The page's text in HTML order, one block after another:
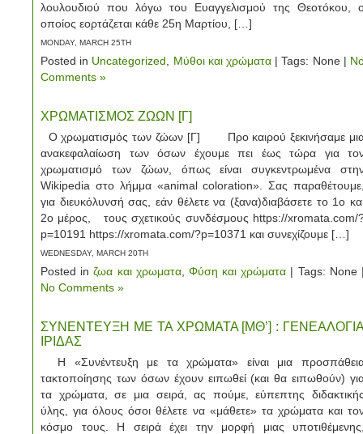
λουλουδιού που λόγω του Ευαγγελισμού της Θεοτόκου,
οποίος εορτάζεται κάθε 25η Μαρτίου, […]
MONDAY, MARCH 25TH
Posted in Uncategorized Μύθοι και χρώματα | Tags: None |
Comments »
ΧΡΩΜΑΤΙΣΜΟΣ ΖΩΩΝ [Γ]
Ο χρωματισμός των ζώων [Γ] Προ καιρού ξεκινήσαμε
ανακεφαλαίωση των όσων έχουμε πει έως τώρα για
χρωματισμό των ζώων, όπως είναι συγκεντρωμένα
Wikipedia στο λήμμα «animal coloration». Σας
για διευκόλυνσή σας, εάν θέλετε να (ξανα)διαβάσετε το 1ο
2ο μέρος, τους σχετικούς συνδέσμους https://xromata.com/
p=10191 https://xromata.com/?p=10371 και συνεχίζουμε […]
WEDNESDAY, MARCH 20TH
Posted inζωα και χρωματα, Φύση και χρώματα | Tags: None
No Comments »
ΣΥΝΕΝΤΕΥΞΗ ΜΕ ΤΑ ΧΡΩΜΑΤΑ [ΜΘ’] :
ΙΡΙΔΑΣ
Η «Συνέντευξη με τα χρώματα» είναι μια
τακτοποίησης των όσων έχουν ειπωθεί (και θα ειπωθούν)
τα χρώματα, σε μια σειρά, ας πούμε, εύπεπτης
ύλης, για όλους όσοι θέλετε να «μάθετε» τα χρώματα και
κόσμο τους. Η σειρά έχει την μορφή μιας